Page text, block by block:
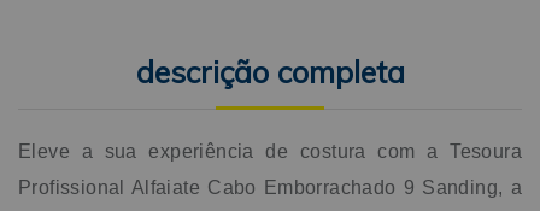
de tecidos. Maior versatilidade: Ideal para diversos tipos de
trabalhos de costura, desde cortes precisos em peças
pequenas até o corte de grandes metragens de
que ofereça precisão, conforto, durabilidade e versatilidade,
a Tesoura Profissional Alfaiate Cabo Emborrachado 9
descrição completa
Eleve a sua experiência de costura com a Tesoura
Profissional Alfaiate Cabo Emborrachado 9 Sanding, a